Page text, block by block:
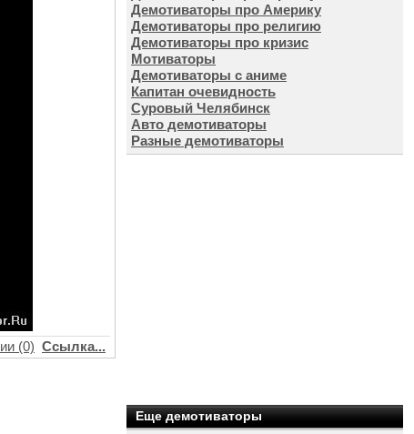
(0) Ссылка...
Демотиваторы про Америку
Демотиваторы про религию
Демотиваторы про кризис
Мотиваторы
Демотиваторы с аниме
Капитан очевидность
Суровый Челябинск
Авто демотиваторы
Разные демотиваторы
Еще демотиваторы